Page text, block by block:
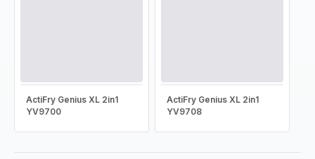
ActiFry Genius XL 2in1
YV9700
ActiFry Genius XL 2in1
YV9708